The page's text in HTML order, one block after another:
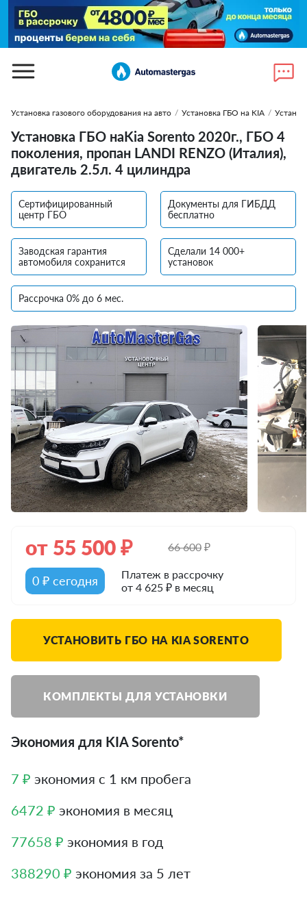
Установка газового оборудования на авто / Установка ГБО на KIA /
Установка ГБО наKia Sorento 2020г., ГБО 4
поколения, пропан LANDI RENZO (Италия),
двигатель 2.5л. 4 цилиндра
Сертифицированный
центр ГБО
Документы для ГИБДД
бесплатно
Заводская гарантия
автомобиля сохранится
Сделали 14 000+
установок
Рассрочка 0% до 6 мес.
от 55 500₽ 66 600₽
0 ₽ сегодня
Платеж в рассрочку
от 4 625 ₽ в месяц
УСТАНОВИТЬ ГБО НА KIA SORENTO
КОМПЛЕКТЫ ДЛЯ УСТАНОВКИ
Экономия для KIA Sorento*
7 ₽ экономия с 1 км пробега
6472 ₽ экономия в месяц
77658 ₽ экономия в год
388290 ₽ экономия за 5 лет